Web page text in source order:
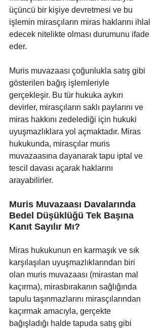
üçüncü bir kişiye devretmesi ve bu
işlemin mirasçıların miras haklarını ihlal
edecek nitelikte olması durumunu ifade
eder.
Muris muvazaası çoğunlukla satış gibi
gösterilen bağış işlemleriyle
gerçekleşir. Bu tür hukuka aykırı
devirler, mirasçıların saklı paylarını ve
miras hakkını zedelediği için hukuki
uyuşmazlıklara yol açmaktadır. Miras
hukukunda, mirasçılar muris
muvazaasına dayanarak tapu iptal ve
tescil davası açarak haklarını
arayabilirler.
Muris Muvazaası Davalarında
Bedel Düşüklüğü Tek Başına
Kanıt Sayılır Mı?
Miras hukukunun en karmaşık ve sık
karşılaşılan uyuşmazlıklarından biri
olan muris muvazaası (mirastan mal
kaçırma), mirasbırakanın sağlığında
tapulu taşınmazlarını mirasçılarından
kaçırmak amacıyla, gerçekte
bağışladığı halde tapuda satış gibi